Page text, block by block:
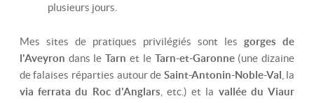
plusieurs jours.
Mes sites de pratiques privilégiés sont lesgorges de
l'Aveyron dans leTarnet le Tarn-et-Garonne(une dizaine
de falaises réparties autour de Saint-Antonin-Noble-Val , la
via ferrata du Roc d'Anglars , etc.) et la vallée du Viaur